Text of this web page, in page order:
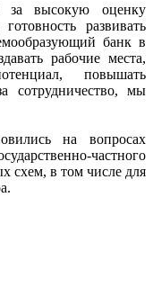
за высокую оценку
развивать
банк в
рабочие места,
повышать
сотрудничество, мы
на вопросах
частного
схем, в том числе для